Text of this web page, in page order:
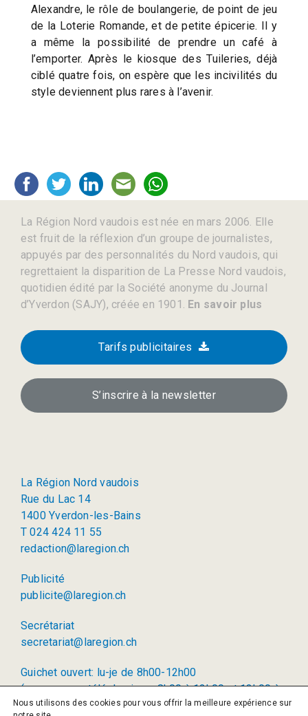
Alexandre, le rôle de boulangerie, de point de jeu
de la Loterie Romande, et de petite épicerie. Il y
a même la possibilité de prendre un café à
l’emporter. Après le kiosque des Tuileries, déjà
ciblé quatre fois, on espère que les incivilités du
style deviennent plus rares à l’avenir.
La Région Nord vaudois est née en mars 2006. Elle
est fruit de la réflexion d’un groupe de journalistes,
appuyés par des personnalités du Nord vaudois, qui
regrettaient la disparition de La Presse Nord vaudois,
quotidien édité par la Société anonyme du Journal
d’Yverdon (SAJY), créée en 1901. En savoir plus
Tarifs publicitaires
S’inscrire à la newsletter
La Région Nord vaudois
Rue du Lac 14
1400 Yverdon-les-Bains
T 024 424 11 55
redaction@laregion.ch
Publicité
publicite@laregion.ch
Secrétariat
secretariat@laregion.ch
Guichet ouvert: lu-je de 8h00-12h00
(permanence téléphonique: 8h00 à 12h00 et 13h00 à
17h00)
Nous utilisons des cookies pour vous offrir la meilleure expérience sur